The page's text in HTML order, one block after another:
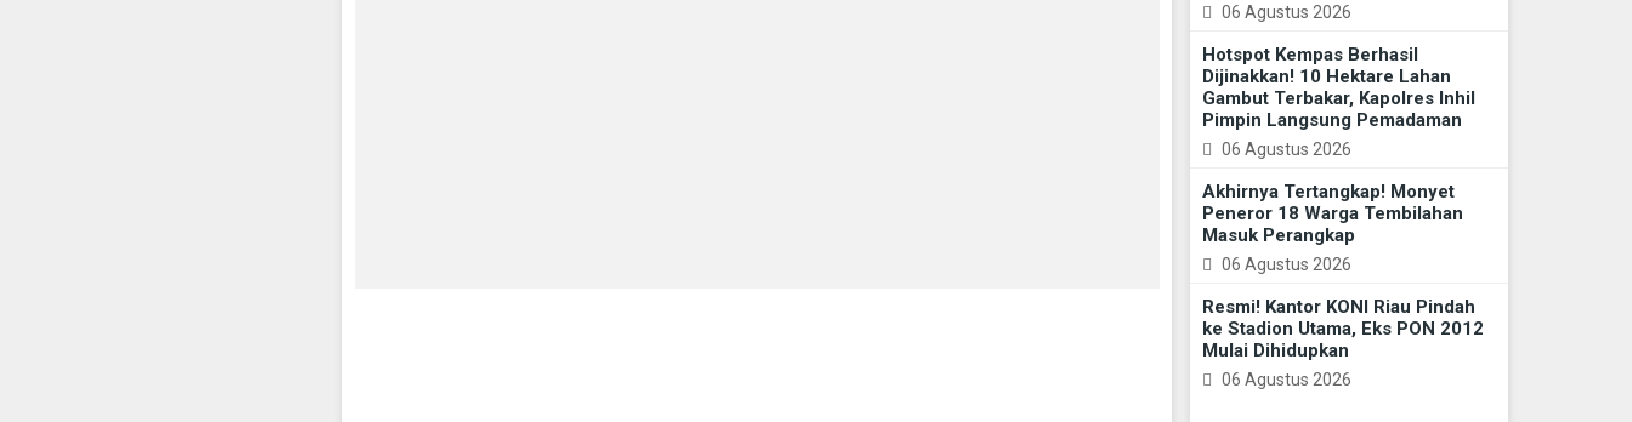
06 Agustus 2026
Hotspot Kempas Berhasil
Dijinakkan! 10 Hektare Lahan
Gambut Terbakar, Kapolres Inhil
Pimpin Langsung Pemadaman
06 Agustus 2026
Akhirnya Tertangkap! Monyet
Peneror 18 Warga Tembilahan
Masuk Perangkap
06 Agustus 2026
Resmi! Kantor KONI Riau Pindah
ke Stadion Utama, Eks PON 2012
Mulai Dihidupkan
06 Agustus 2026